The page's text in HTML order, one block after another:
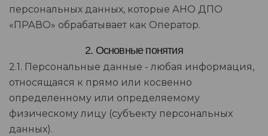
персональных данных, которые АНО ДПО
«ПРАВО» обрабатывает как Оператор.
2. Основные понятия
2.1. Персональные данные - любая информация,
относящаяся к прямо или косвенно
определенному или определяемому
физическому лицу (субъекту персональных
данных).